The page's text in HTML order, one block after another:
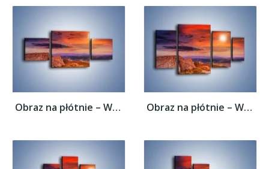
Obraz na płótnie – Widok ze szczytu –... Obraz na płótnie – Widok ze szczytu –...